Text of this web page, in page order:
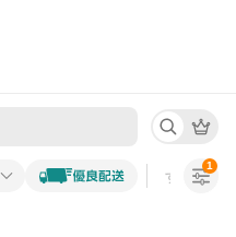
すべての条
1